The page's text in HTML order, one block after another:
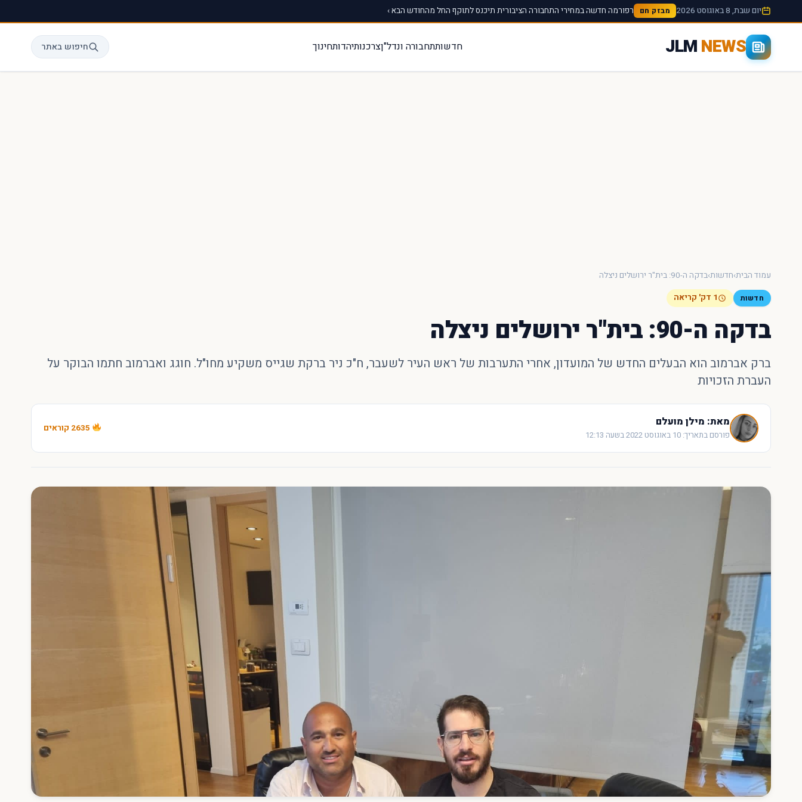
יום שבת, 8 באוגוסט 2026 מבזק חם רפורמה חדשה במחירי התחבורה הציבורית תיכנס לתוקף החל מהחודש הבא ›
JLMNEWS חדשותתחבורה ונדל"ןצרכנותיהדותחינוך חיפוש באתר
עמוד הבית›חדשות›בדקה ה-90: בית"ר ירושלים ניצלה
חדשות 1 דק' קריאה
בדקה ה-90: בית"ר ירושלים ניצלה
ברק אברמוב הוא הבעלים החדש של המועדון, אחרי התערבות של ראש העיר לשעבר, ח"כ ניר ברקת שגייס משקיע מחו"ל. חוגג ואברמוב חתמו הבוקר על
העברת הזכויות
מאת: מילן מועלם
פורסם בתאריך: 10 באוגוסט 2022 בשעה 12:13